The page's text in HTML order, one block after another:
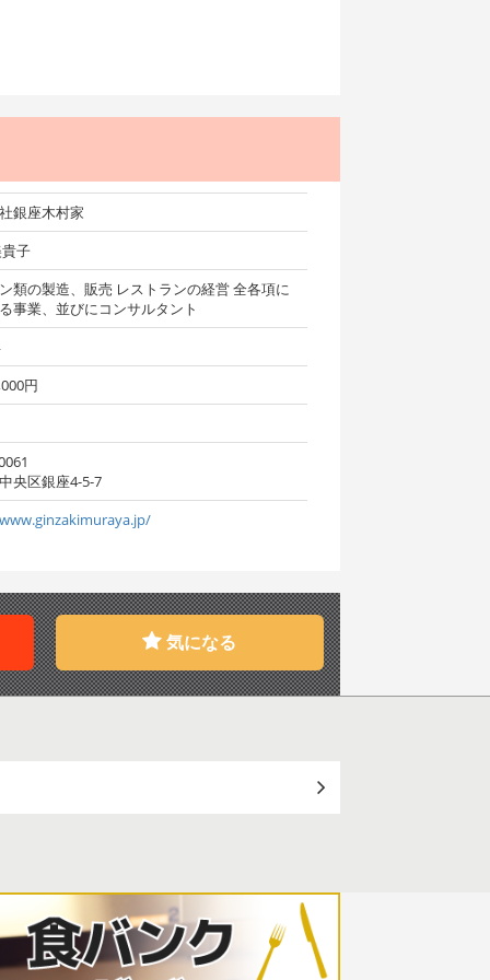
銀座木村家
子
類の製造、販売 レストランの経営 全各項に
事業、並びにコンサルタント
円
央区銀座4-5-7
気になる